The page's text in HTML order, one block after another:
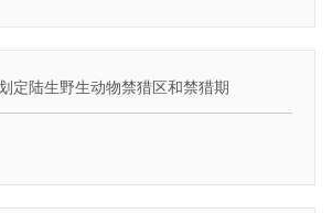
定陆生野生动物禁猎区和禁猎期